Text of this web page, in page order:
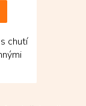
chutí